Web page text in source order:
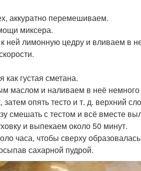
аккуратно перемешиваем.
миксера.
ней лимонную цедру и вливаем в
как густая сметана.
маслом и наливаем в неё немного
опять тесто и т. д. верхний
смешать с тестом и всё вместе
и выпекаем около 50 минут.
часа, чтобы сверху
сахарной пудрой.